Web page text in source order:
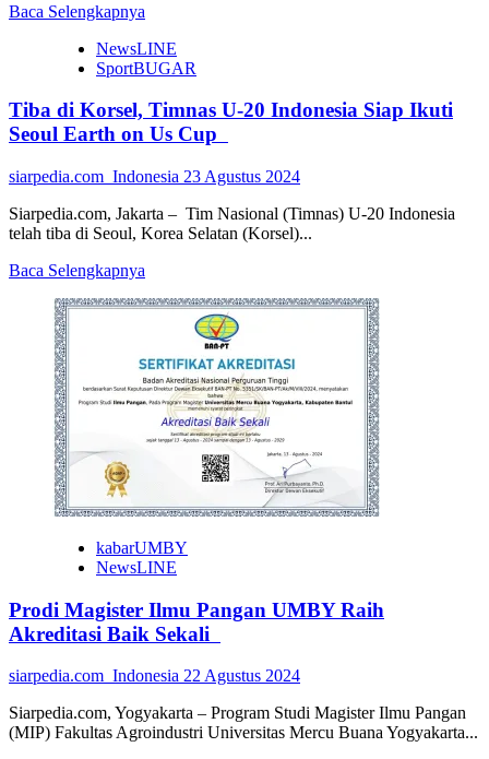
Baca Selengkapnya
about
Cegah
Dosen
Psikologi
UMBY
Gelar
Psikoedukasi
Kader
NewsLINE
SportBUGAR
Tiba di Korsel, Timnas U-20 Indonesia Siap Ikuti
Seoul Earth on Us Cup
siarpedia.com_Indonesia 23 Agustus 2024
Siarpedia.com, Jakarta – Tim Nasional (Timnas) U-20 Indonesia
telah tiba di Seoul, Korea Selatan (Korsel)...
Baca Selengkapnya
about
Korsel,
Timnas
U-
20
Indonesia
Seoul
on
Us
kabarUMBY
NewsLINE
Prodi Magister Ilmu Pangan UMBY Raih
Akreditasi Baik Sekali
siarpedia.com_Indonesia 22 Agustus 2024
Siarpedia.com, Yogyakarta – Program Studi Magister Ilmu Pangan
(MIP) Fakultas Agroindustri Universitas Mercu Buana Yogyakarta...